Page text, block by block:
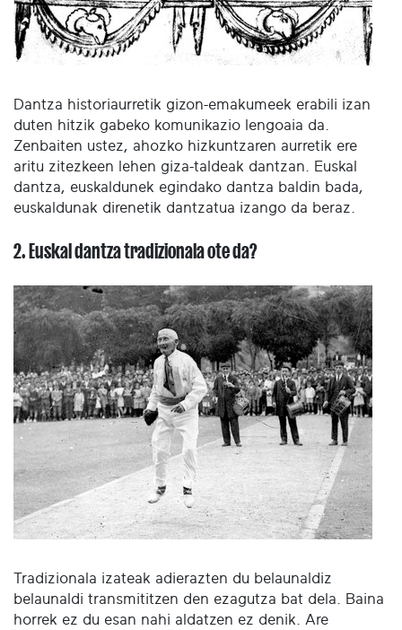
Dantza historiaurretik gizon-emakumeek erabili izan
duten hitzik gabeko komunikazio lengoaia da.
Zenbaiten ustez, ahozko hizkuntzaren aurretik ere
aritu zitezkeen lehen giza-taldeak dantzan. Euskal
dantza, euskaldunek egindako dantza baldin bada,
euskaldunak direnetik dantzatua izango da beraz.
2. Euskal dantza tradizionala ote da?
Tradizionala izateak adierazten du belaunaldiz
belaunaldi transmititzen den ezagutza bat dela. Baina
horrek ez du esan nahi aldatzen ez denik. Are